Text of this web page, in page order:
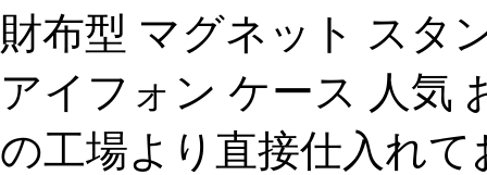
財布型 マグネット スタ
アイフォン ケース 人気
の工場より直接仕入れ